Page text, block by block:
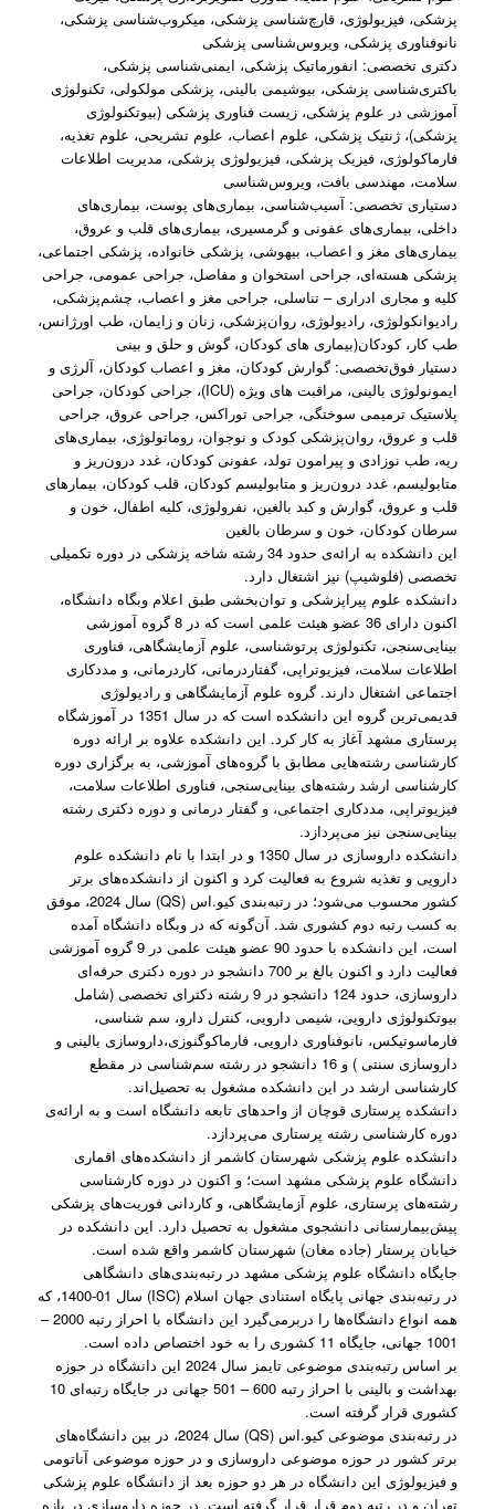
پزشکی، فیزیولوژی، قارچ‌شناسی پزشکی، میکروب‌شناسی پزشکی،
نانوفناوری پزشکی، ویروس‌شناسی پزشکی
دکتری تخصصی: انفورماتیک پزشکی، ایمنی‌شناسی پزشکی،
باکتری‌شناسی پزشکی، بیوشیمی بالینی، پزشکی مولکولی، تکنولوژی
آموزشی در علوم پزشکی، زیست فناوری پزشکی (بیوتکنولوژی
پزشکی)، ژنتیک پزشکی، علوم اعصاب، علوم تشریحی، علوم تغذیه،
فارماکولوژی، فیزیک پزشکی، فیزیولوژی پزشکی، مدیریت اطلاعات
سلامت، مهندسی بافت، ویروس‌شناسی
دستیاری تخصصی: آسیب‌شناسی، بیماری‌های پوست، بیماری‌های
داخلی، بیماری‌های عفونی و گرمسیری، بیماری‌های قلب و عروق،
بیماری‌های مغز و اعصاب، بیهوشی، پزشکی خانواده، پزشکی اجتماعی،
پزشکی هسته‌ای، جراحی استخوان و مفاصل، جراحی عمومی، جراحی
کلیه و مجاری ادراری – تناسلی، جراحی مغز و اعصاب، چشم‌پزشکی،
رادیوانکولوژی، رادیولوژی، روان‌پزشکی، زنان و زایمان، طب اورژانس،
طب کار، کودکان(بیماری های کودکان، گوش و حلق و بینی
دستیار فوق‌تخصصی: گوارش کودکان، مغز و اعصاب کودکان، آلرژی و
ایمونولوژی بالینی، مراقبت های ویژه (ICU)، جراحی کودکان، جراحی
پلاستیک ترمیمی سوختگی، جراحی توراکس، جراحی عروق، جراحی
قلب و عروق، روان‌پزشکی کودک و نوجوان، روماتولوژی، بیماری‌های
ریه، طب نوزادی و پیرامون تولد، عفونی کودکان، غدد درون‌ریز و
متابولیسم، غدد درون‌ریز و متابولیسم کودکان، قلب کودکان، بیمار‌های
قلب و عروق، گوارش و کبد بالغین، نفرولوژی، کلیه اطفال، خون و
سرطان کودکان، خون و سرطان بالغین
این دانشکده به ارائه‌ی حدود 34 رشته شاخه پزشکی در دوره تکمیلی
تخصصی (فلوشیپ) نیز اشتغال دارد.
دانشکده علوم پیراپزشکی و توان‌بخشی طبق اعلام وبگاه دانشگاه،
اکنون دارای 36 عضو هیئت علمی است که در 8 گروه آموزشی
بینایی‌سنجی، تکنولوژی پرتوشناسی، علوم آزمایشگاهی، فناوری
اطلاعات سلامت، فیزیوتراپی، گفتاردرمانی، کاردرمانی، و مددکاری
اجتماعی اشتغال دارند. گروه علوم آزمایشگاهی و رادیولوژی
قدیمی‌ترین گروه این دانشکده است که در سال 1351 در آموزشگاه
پرستاری مشهد آغاز به کار کرد. این دانشکده علاوه بر ارائه دوره
کارشناسی رشته‌هایی مطابق با گروه‌های آموزشی، به برگزاری دوره
کارشناسی ارشد رشته‌های بینایی‌سنجی، فناوری اطلاعات سلامت،
فیزیوتراپی، مددکاری اجتماعی، و گفتار درمانی و دوره دکتری رشته
بینایی‌سنجی نیز می‌پردازد.
دانشکده داروسازی در سال 1350 و در ابتدا با نام دانشکده علوم
دارویی و تغذیه شروع به فعالیت کرد و اکنون از دانشکده‌های برتر
کشور محسوب می‌شود؛ در رتبه‌بندی کیو.اس (QS) سال 2024، موفق
به کسب رتبه دوم کشوری شد. آن‌گونه که در وبگاه دانشگاه آمده
است، این دانشکده با حدود 90 عضو هیئت علمی در 9 گروه آموزشی
فعالیت دارد و اکنون بالغ بر 700 دانشجو در دوره دکتری حرفه‌ای
داروسازی، حدود 124 دانشجو در 9 رشته دکترای تخصصی (شامل
بیوتکنولوژی دارویی، شیمی دارویی، کنترل دارو، سم شناسی،
فارماسوتیکس، نانوفناوری دارویی، فارماکوگنوزی،داروسازی بالینی و
داروسازی سنتی ) و 16 دانشجو در رشته سم‌شناسی در مقطع
کارشناسی ارشد در این دانشکده مشغول به تحصیل‌اند.
دانشکده پرستاری قوچان از واحدهای تابعه دانشگاه است و به ارائه‌ی
دوره کارشناسی رشته پرستاری می‌پردازد.
دانشکده علوم پزشکی شهرستان کاشمر از دانشکده‌های اقماری
دانشگاه علوم پزشکی مشهد است؛ و اکنون در دوره کارشناسی
رشته‌های پرستاری، علوم آزمایشگاهی، و کاردانی فوریت‌های پزشکی
پیش‌بیمارستانی دانشجوی مشغول به تحصیل دارد. این دانشکده در
خیابان پرستار (جاده مغان) شهرستان کاشمر واقع شده است.
جایگاه دانشگاه علوم پزشکی مشهد در رتبه‌بندی‌های دانشگاهی
در رتبه‌بندی جهانی پایگاه استنادی جهان اسلام (ISC) سال 01-1400، که
همه انواع دانشگاه‌ها را دربرمی‌گیرد این دانشگاه با احراز رتبه 2000 –
1001 جهانی، جایگاه 11 کشوری را به خود اختصاص داده است.
بر اساس رتبه‌بندی موضوعی تایمز سال 2024 این دانشگاه در حوزه
بهداشت و بالینی با احراز رتبه 600 – 501 جهانی در جایگاه رتبه‌ای 10
کشوری قرار گرفته است.
در رتبه‌بندی موضوعی کیو.اس (QS) سال 2024، در بین دانشگاه‌های
برتر کشور در حوزه موضوعی داروسازی و در حوزه موضوعی آناتومی
و فیزیولوژی این دانشگاه در هر دو حوزه بعد از دانشگاه علوم پزشکی
تهران و در رتبه دوم قرار قرار گرفته است. در حوزه داروسازی در بازه